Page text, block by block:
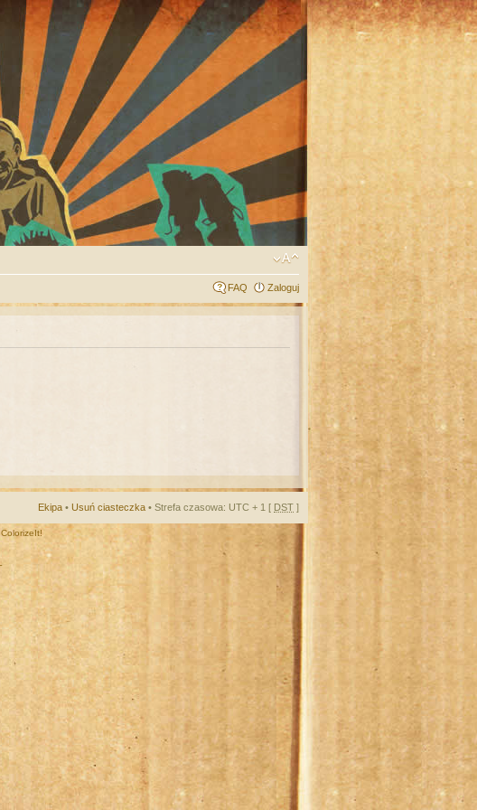
FAQ Zaloguj
Ekipa • Usuń ciasteczka • Strefa czasowa: UTC + 1 [ DST ]
ColorizeIt!